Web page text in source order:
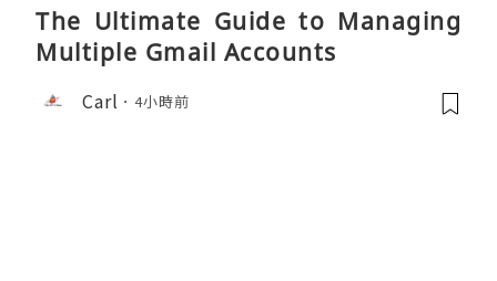
The Ultimate Guide to Managing
Multiple Gmail Accounts
Carl 4小時前